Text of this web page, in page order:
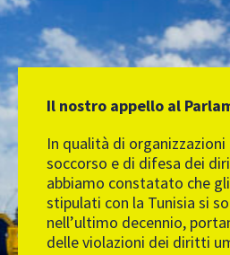
Il nostro appello al
In qualità di organizzazioni
soccorso e di difesa dei
abbiamo constatato che
stipulati con la Tunisia si
nell’ultimo decennio,
delle violazioni dei diritti